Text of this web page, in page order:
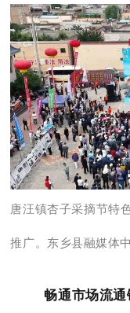
唐汪镇杏子采摘节特
推广。东乡县融媒体
畅通市场流